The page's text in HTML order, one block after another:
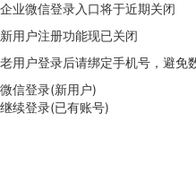
企业微信登录入口将于近期关闭
新用户注册功能现已关闭
老用户登录后请绑定手机号，避免
微信登录(新用户)
继续登录(已有账号)